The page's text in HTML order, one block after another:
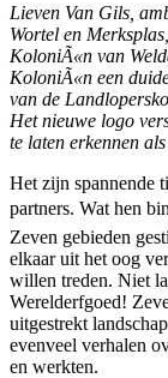
Lieven Van Gils,
Wortel en
KoloniÃ«n van
KoloniÃ«n een
van de
Het nieuwe logo
te laten erkennen
Het zijn spannende
partners. Wat hen
Zeven gebieden
elkaar uit het oog
willen treden. Niet
Werelderfgoed!
uitgestrekt
evenveel verhalen
en werkten.